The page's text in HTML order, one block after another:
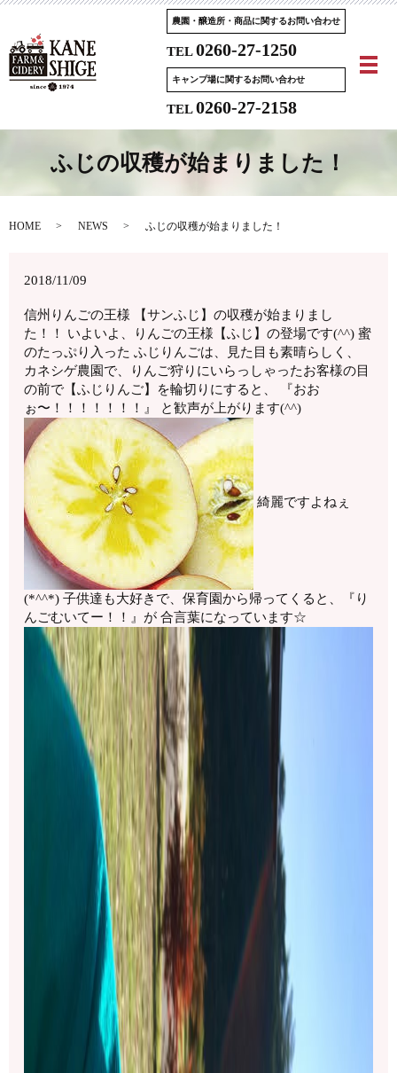
農園・醸造所・商品に関するお問い合わせ
TEL0260-27-1250
キャンプ場に関するお問い合わせ
TEL0260-27-2158
メ
ふじの収穫が始まりました！
HOME NEWS ふじの収穫が始まりました！
2018/11/09
信州りんごの王様 【サンふじ】の収穫が始まりまし
た！！ いよいよ、りんごの王様【ふじ】の登場です(^^) 蜜
のたっぷり入った ふじりんごは、見た目も素晴らしく、
カネシゲ農園で、りんご狩りにいらっしゃったお客様の目
の前で【ふじりんご】を輪切りにすると、 『おお
ぉ〜！！！！！！！』 と歓声が上がります(^^)
綺麗ですよねぇ
(*^^*) 子供達も大好きで、保育園から帰ってくると、『り
んごむいてー！！』が 合言葉になっています☆